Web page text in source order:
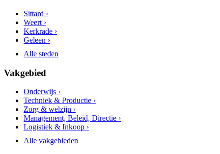
Sittard ›
Weert ›
Kerkrade ›
Geleen ›
Alle steden
Vakgebied
Onderwijs ›
Techniek & Productie ›
Zorg & welzijn ›
Management, Beleid, Directie ›
Logistiek & Inkoop ›
Alle vakgebieden